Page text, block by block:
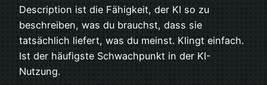
Description ist die Fähigkeit, der KI so zu
beschreiben, was du brauchst, dass sie
tatsächlich liefert, was du meinst. Klingt einfach.
Ist der häufigste Schwachpunkt in der KI-
Nutzung.